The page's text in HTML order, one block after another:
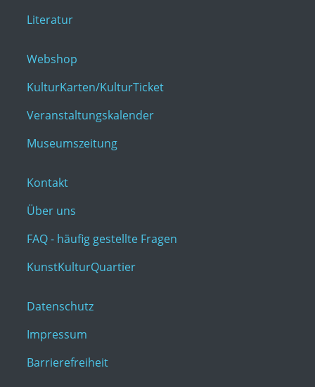
Literatur
Webshop
KulturKarten/KulturTicket
Veranstaltungskalender
Museumszeitung
Kontakt
Über uns
FAQ - häufig gestellte Fragen
KunstKulturQuartier
Datenschutz
Impressum
Barrierefreiheit